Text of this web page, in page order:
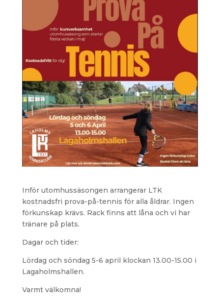
Inför utomhussäsongen arrangerar LTK
kostnadsfri prova-på-tennis för alla åldrar. Ingen
förkunskap krävs. Rack finns att låna och vi har
tränare på plats.
Dagar och tider:
Lördag och söndag 5-6 april klockan 13.00-15.00 i
Lagaholmshallen.
Varmt välkomna!